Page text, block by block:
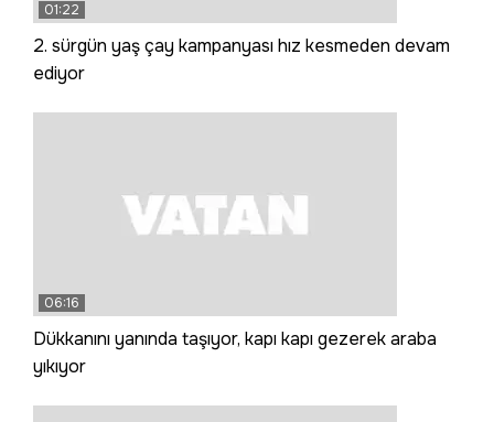
01:22
2. sürgün yaş çay kampanyası hız kesmeden devam
ediyor
06:16
Dükkanını yanında taşıyor, kapı kapı gezerek araba
yıkıyor